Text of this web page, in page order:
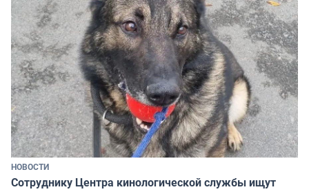
НОВОСТИ
Сотруднику Центра кинологической службы ищут